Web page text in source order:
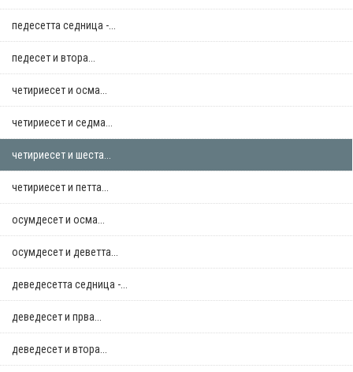
педесетта седница -...
педесет и втора...
четириесет и осма...
четириесет и седма...
четириесет и шеста...
четириесет и петта...
осумдесет и осма...
осумдесет и деветта...
деведесетта седница -...
деведесет и прва...
деведесет и втора...